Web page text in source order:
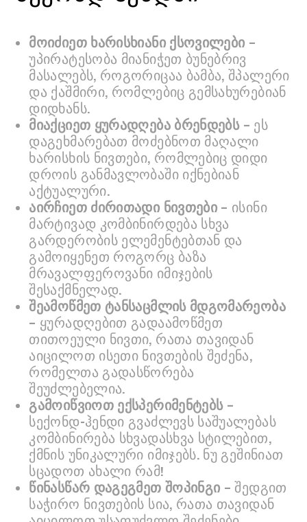
მოიძიეთ ხარისხიანი ქსოვილები –
უპირატესობა მიანიჭეთ ბუნებრივ
მასალებს, როგორიცაა ბამბა, შპალერი
და ქაშმირი, რომლებიც გემსახურებიან
დიდხანს.
მიაქციეთ ყურადღება ბრენდებს– ეს
დაგეხმარებათ მოძებნოთ მაღალი
ხარისხის ნივთები, რომლებიც დიდი
დროის განმავლობაში იქნებიან
აქტუალური.
აირჩიეთ ძირითადი ნივთები – ისინი
მარტივად კომბინირდება სხვა
გარდერობის ელემენტებთან და
გამოიყენეთ როგორც ბაზა
მრავალფეროვანი იმიჯების
შესაქმნელად.
შეამოწმეთ ტანსაცმლის მდგომარეობა
– ყურადღებით გადაამოწმეთ
თითოეული ნივთი, რათა თავიდან
აიცილოთ ისეთი ნივთების შეძენა,
რომელთა გადასწორება
შეუძლებელია.
გამოიწვიოთ ექსპერიმენტებს–
სექონდ-ჰენდი გვაძლევს საშუალებას
კომბინირება სხვადასხვა სტილებით,
ქმნის უნიკალური იმიჯებს. ნუ გეშინიათ
სცადოთ ახალი რამ!
წინასწარ დაგეგმეთ შოპინგი – შედგით
საჭირო ნივთების სია, რათა თავიდან